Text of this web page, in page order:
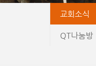
교회소식
QT나눔방